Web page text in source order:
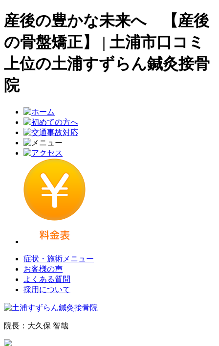
産後の豊かな未来へ 【産後
の骨盤矯正】 | 土浦市口コミ
上位の土浦すずらん鍼灸接骨
院
症状・施術メニュー
お客様の声
よくある質問
採用について
院長：大久保 智哉